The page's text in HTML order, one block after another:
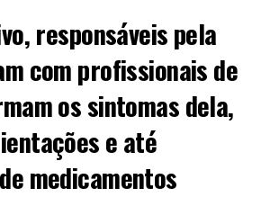
responsáveis pela
com profissionais de
os sintomas dela,
e até
medicamentos